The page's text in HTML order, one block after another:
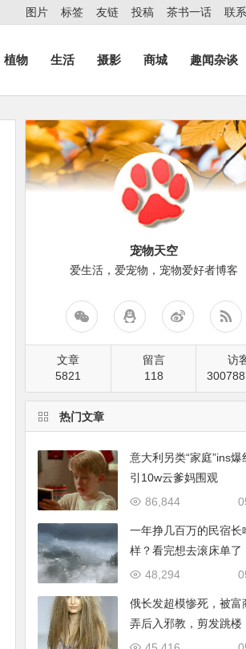
图片 标签 友链 投稿 茶书一话 联
植物 生活 摄影 商城 趣闻杂谈
宠物天空
爱生活，爱宠物，宠物爱好者博客
文章
5821
留言
118
访
热门文章
意大利另类“家庭”ins爆
引10w云爹妈围观
86,844
一年挣几百万的民宿长
样？看完想去滚床单了
48,294
俄长发超模惨死，被富
弄后入邪教，剪发跳楼